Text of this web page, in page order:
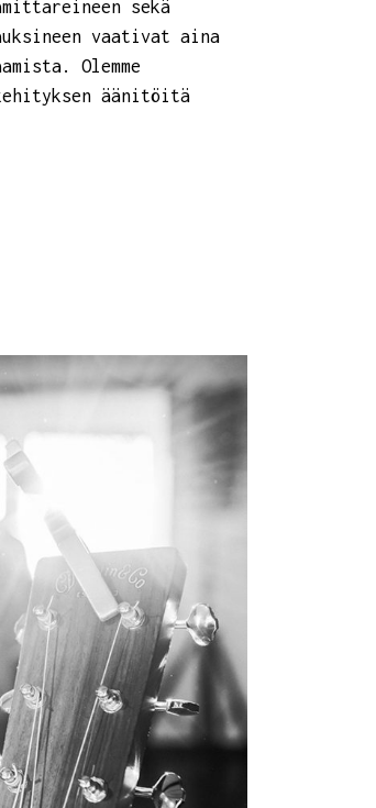
sekä
vaativat aina
Olemme
äänitöitä